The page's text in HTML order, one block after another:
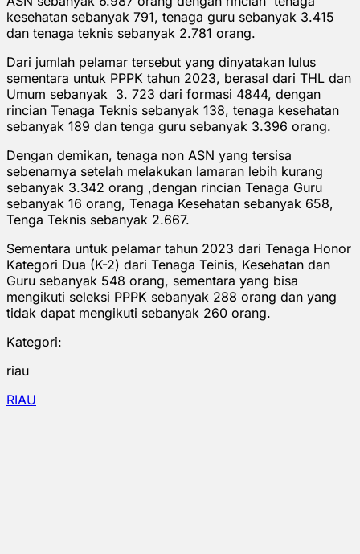
kesehatan sebanyak 791, tenaga guru sebanyak 3.415
dan tenaga teknis sebanyak 2.781 orang.
Dari jumlah pelamar tersebut yang dinyatakan lulus
sementara untuk PPPK tahun 2023, berasal dari THL dan
Umum sebanyak 3. 723 dari formasi 4844, dengan
rincian Tenaga Teknis sebanyak 138, tenaga kesehatan
sebanyak 189 dan tenga guru sebanyak 3.396 orang.
Dengan demikan, tenaga non ASN yang tersisa
sebenarnya setelah melakukan lamaran lebih kurang
sebanyak 3.342 orang ,dengan rincian Tenaga Guru
sebanyak 16 orang, Tenaga Kesehatan sebanyak 658,
Tenga Teknis sebanyak 2.667.
Sementara untuk pelamar tahun 2023 dari Tenaga Honor
Kategori Dua (K-2) dari Tenaga Teinis, Kesehatan dan
Guru sebanyak 548 orang, sementara yang bisa
mengikuti seleksi PPPK sebanyak 288 orang dan yang
tidak dapat mengikuti sebanyak 260 orang.
Kategori:
riau
RIAU